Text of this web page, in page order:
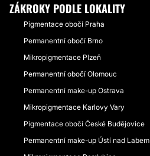
ZÁKROKY PODLE LOKALITY
Pigmentace obočí Praha
Permanentní obočí Brno
Mikropigmentace Plzeň
Permanentní obočí Olomouc
Permanentní make-up Ostrava
Mikropigmentace Karlovy Vary
Pigmentace obočí České Budějovice
Permanentní make-up Ústí nad Labem